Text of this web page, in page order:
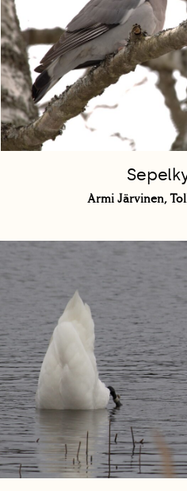
Armi Järvinen,